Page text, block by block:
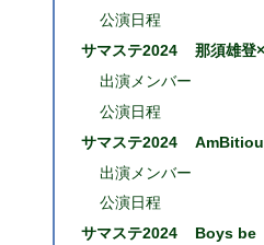
公演日程
サマステ2024 那須雄登
出演メンバー
公演日程
サマステ2024
出演メンバー
公演日程
サマステ2024 Boys be